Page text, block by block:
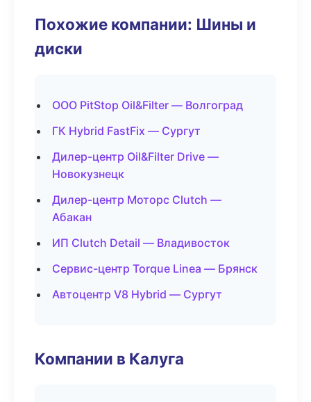
Похожие компании: Шины и
диски
ООО PitStop Oil&Filter — Волгоград
ГК Hybrid FastFix — Сургут
Дилер-центр Oil&Filter Drive —
Новокузнецк
Дилер-центр Моторс Clutch —
Абакан
ИП Clutch Detail — Владивосток
Сервис-центр Torque Linea — Брянск
Автоцентр V8 Hybrid — Сургут
Компании в Калуга